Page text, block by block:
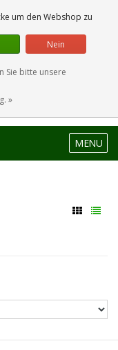
0 Artikel
MENU
um den Webshop zu
Nein
Sie bitte unsere
»